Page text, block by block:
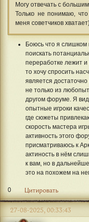
Могу отвечать с
Только не понимаю, что
меня советчиков
Боюсь что я
поискать
переработке лежит
то хочу спросить
является
не только из
другом форуме. Я
опытные игроки
где сюжеты
скорость мастера
активность этого
присматриваюсь к
актиность в нём
к вам, но в
это на похожем на
0 Цитировать
27-08-2025, 00:33:43